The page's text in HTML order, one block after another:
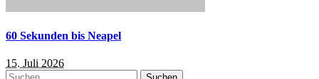
60 Sekunden bis Neapel
15. Juli 2026
Suchen